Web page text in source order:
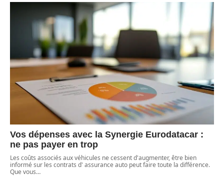
Vos dépenses avec la Synergie Eurodatacar :
ne pas payer en trop
Les coûts associés aux véhicules ne cessent d'augmenter, être bien
informé sur les contrats d' assurance auto peut faire toute la différence.
Que vous…